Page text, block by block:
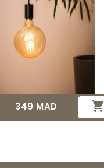
Prix
349 MAD 